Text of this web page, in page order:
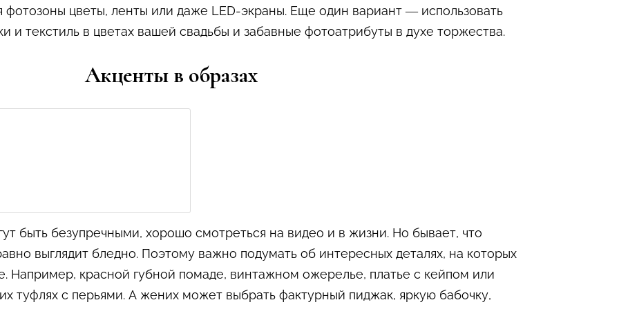
фотозоны цветы, ленты или даже LED-экраны. Еще один вариант — использовать
и текстиль в цветах вашей свадьбы и забавные фотоатрибуты в духе торжества.
Акценты в образах
быть безупречными, хорошо смотреться на видео и в жизни. Но бывает, что
выглядит бледно. Поэтому важно подумать об интересных деталях, на которых
Например, красной губной помаде, винтажном ожерелье, платье с кейпом или
туфлях с перьями. А жених может выбрать фактурный пиджак, яркую бабочку,